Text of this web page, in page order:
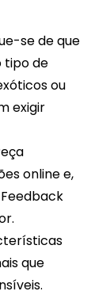
se de que
tipo de
ou
exigir
online e,
que